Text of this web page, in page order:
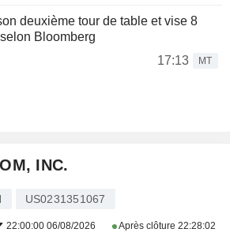
deuxième tour de table et vise 8
Bloomberg
17:13
MT
INC.
US0231351067
22:00:00 06/08/2026 Après clôture 22:28:02